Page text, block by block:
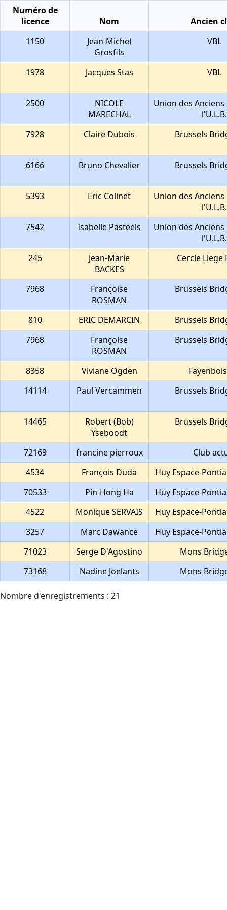
Numéro de
licence
Nom
Ancien
1150
Jean-Michel
Grosfils
VBL
1978 Jacques Stas VBL
2500
NICOLE
MARECHAL
Union des
l'U.L.B.
7928
Claire Dubois Brussels
6166 Bruno Chevalier Brussels
5393 Eric Colinet
Union des
l'U.L.B.
7542
Isabelle Pasteels
Union des
l'U.L.B.
245
Jean-Marie
BACKES
Cercle Liege
7968
Françoise
ROSMAN
Brussels
810 ERIC DEMARCIN
Brussels
7968
Françoise
ROSMAN
Brussels
8358 Viviane Ogden
14114
Paul Vercammen Brussels
14465
Robert (Bob)
Yseboodt
Brussels
72169 francine pierroux
Club
4534
François Duda
Huy Espace-
70533
Pin-Hong Ha
Huy Espace-
4522
Monique SERVAIS
Huy Espace-
3257
Marc Dawance
Huy Espace-
71023
Serge D'Agostino
Mons
73168
Nadine Joelants Mons
Nombre d'enregistrements : 21